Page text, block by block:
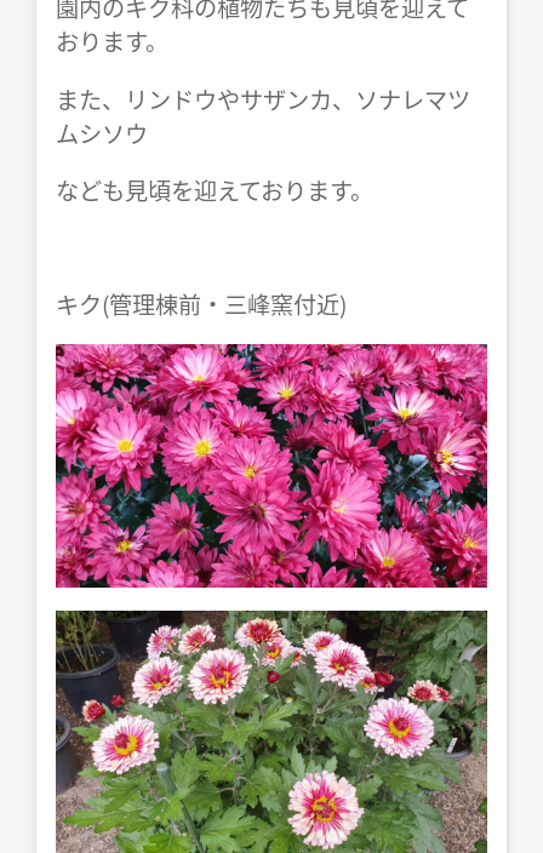
園内のキク科の植物たちも見頃を迎えて
おります。
また、リンドウやサザンカ、ソナレマツ
ムシソウ
なども見頃を迎えております。
キク(管理棟前・三峰窯付近)